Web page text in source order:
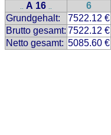
.. A 16 .. 6
Grundgehalt:
7522.12 €
Brutto gesamt: 7522.12 €
Netto gesamt: 5085.60 €